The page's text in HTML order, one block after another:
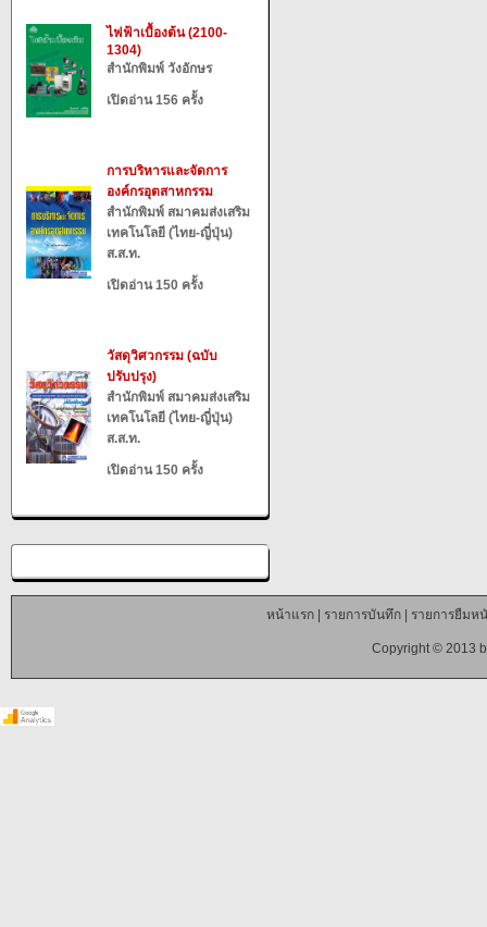
ไฟฟ้าเบื้องต้น (2100-
1304)
สำนักพิมพ์ วังอักษร
เปิดอ่าน 156 ครั้ง
การบริหารและจัดการ
องค์กรอุตสาหกรรม
สำนักพิมพ์ สมาคมส่งเสริม
เทคโนโลยี (ไทย-ญี่ปุ่น)
ส.ส.ท.
เปิดอ่าน 150 ครั้ง
วัสดุวิศวกรรม (ฉบับ
ปรับปรุง)
สำนักพิมพ์ สมาคมส่งเสริม
เทคโนโลยี (ไทย-ญี่ปุ่น)
ส.ส.ท.
เปิดอ่าน 150 ครั้ง
หน้าแรก| รายการบันทึก| รายการยืมห
Copyright © 2013